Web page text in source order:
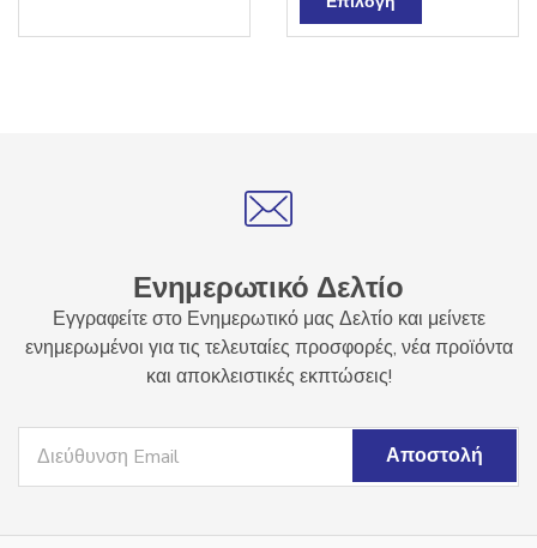
το
στη
σελίδα
Ενημερωτικό Δελτίο
Εγγραφείτε στο Ενημερωτικό μας Δελτίο και μείνετε
ενημερωμένοι για τις τελευταίες προσφορές, νέα προϊόντα
και αποκλειστικές εκπτώσεις!